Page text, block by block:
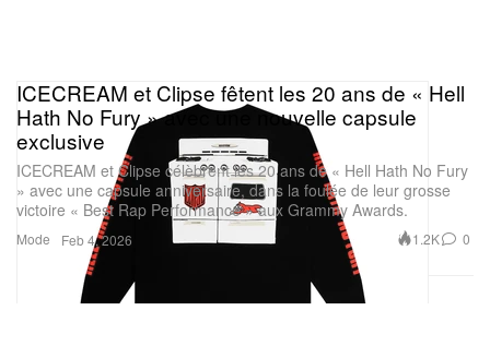
Mode
ICECREAM et Clipse fêtent les 20 ans de « Hell
Hath No Fury » avec une nouvelle capsule
exclusive
ICECREAM et Clipse célèbrent les 20 ans de « Hell Hath No Fury
» avec une capsule anniversaire, dans la foulée de leur grosse
victoire « Best Rap Performance » aux Grammy Awards.
Feb 4, 2026 1.2K 0